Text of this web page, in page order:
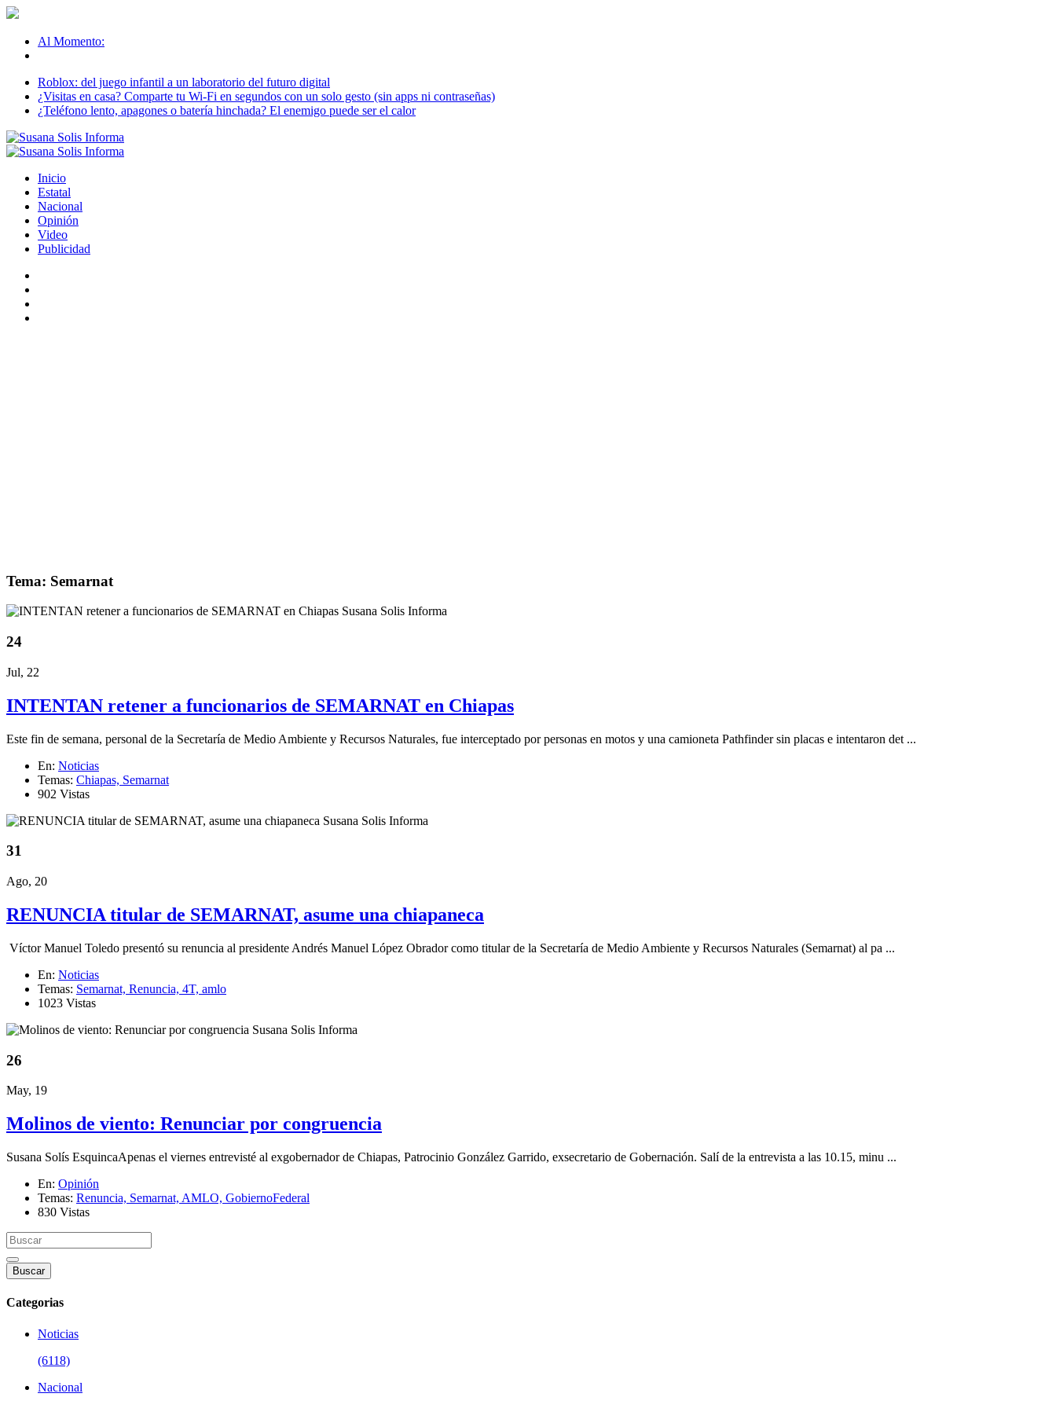
Al Momento:
Roblox: del juego infantil a un laboratorio del futuro digital
¿Visitas en casa? Comparte tu Wi-Fi en segundos con un solo gesto (sin apps ni contraseñas)
¿Teléfono lento, apagones o batería hinchada? El enemigo puede ser el calor
Inicio
Estatal
Nacional
Opinión
Video
Publicidad
Tema: Semarnat
24
Jul, 22
INTENTAN retener a funcionarios de SEMARNAT en Chiapas
Este fin de semana, personal de la Secretaría de Medio Ambiente y Recursos Naturales, fue interceptado por personas en motos y una camioneta Pathfinder sin placas e intentaron det ...
En: Noticias
Temas: Chiapas, Semarnat
902 Vistas
31
Ago, 20
RENUNCIA titular de SEMARNAT, asume una chiapaneca
Víctor Manuel Toledo presentó su renuncia al presidente Andrés Manuel López Obrador como titular de la Secretaría de Medio Ambiente y Recursos Naturales (Semarnat) al pa ...
En: Noticias
Temas: Semarnat, Renuncia, 4T, amlo
1023 Vistas
26
May, 19
Molinos de viento: Renunciar por congruencia
Susana Solís EsquincaApenas el viernes entrevisté al exgobernador de Chiapas, Patrocinio González Garrido, exsecretario de Gobernación. Salí de la entrevista a las 10.15, minu ...
En: Opinión
Temas: Renuncia, Semarnat, AMLO, GobiernoFederal
830 Vistas
Buscar
Categorias
Noticias
(6118)
Nacional